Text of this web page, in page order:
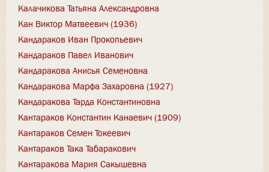
Калачикова Татьяна Александровна
Кан Виктор Матвеевич (1936)
Кандараков Иван Прокопьевич
Кандараков Павел Иванович
Кандаракова Анисья Семеновна
Кандаракова Марфа Захаровна (1927)
Кандаракова Тарда Константиновна
Кантараков Константин Канаевич (1909)
Кантараков Семен Токеевич
Кантараков Така Табаракович
Кантаракова Мария Сакышевна